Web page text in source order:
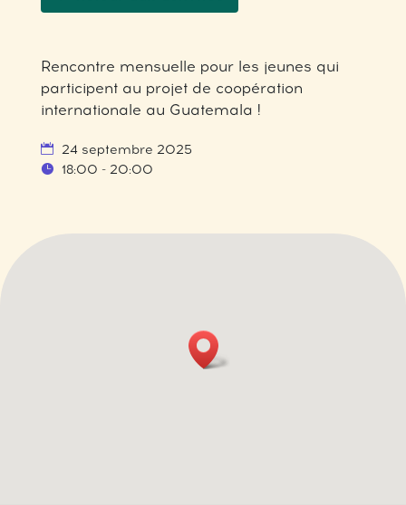
Rencontre mensuelle pour les jeunes qui
participent au projet de coopération
internationale au Guatemala !
24 septembre 2025
18:00 - 20:00